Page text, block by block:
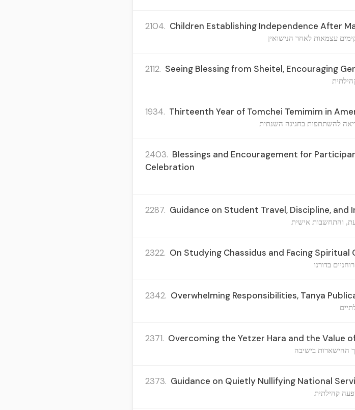
2104. Children Establishing Independence After
עצמאות לאחר הנישואין
2112. Seeing Blessing from Sheitel, Encouraging
1934. Thirteenth Year of Tomchei Temimim in
להשתתפות בחגיגה השנתית
2403. Blessings and Encouragement for
Celebration
2287. Guidance on Student Travel, Discipline, and
והתחשבות אישית
2322. On Studying Chassidus and Facing Spiritual
בדורנו
2342. Overwhelming Responsibilities, Tanya
2371. Overcoming the Yetzer Hara and the Value
ההישארות בישיבה
2373. Guidance on Quietly Nullifying National
קהילתית